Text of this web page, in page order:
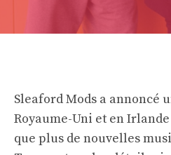
Sleaford Mods a annoncé
Royaume-Uni et en
que plus de nouvelles